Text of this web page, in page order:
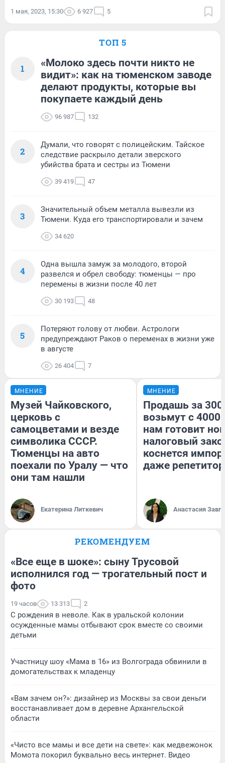
1 мая, 2023, 15:30 6 927 5
ТОП 5
1
«Молоко здесь почти никто не
видит»: как на тюменском заводе
делают продукты, которые вы
покупаете каждый день
96 987 132
2
Думали, что говорят с полицейским. Тайское
следствие раскрыло детали зверского
убийства брата и сестры из Тюмени
39 419 47
3
Значительный объем металла вывезли из
Тюмени. Куда его транспортировали и зачем
34 620
4
Одна вышла замуж за молодого, второй
развелся и обрел свободу: тюменцы — про
перемены в жизни после 40 лет
30 193 48
5
Потеряют голову от любви. Астрологи
предупреждают Раков о переменах в жизни уже
в августе
26 404 7
МНЕНИЕ
Музей Чайковского,
церковь с
самоцветами и везде
символика СССР.
Тюменцы на авто
поехали по Уралу — что
они там нашли
Екатерина Литкевич
МНЕНИЕ
Продашь за
возьмут с
нам готовит
налоговый
коснется
даже
Анастасия
РЕКОМЕНДУЕМ
«Все еще в шоке»: сыну Трусовой
исполнился год — трогательный пост и
фото
19 часов 13 313 2
С рождения в неволе. Как в уральской колонии
осужденные мамы отбывают срок вместе со своими
детьми
Участницу шоу «Мама в 16» из Волгограда обвинили в
домогательствах к младенцу
«Вам зачем он?»: дизайнер из Москвы за свои деньги
восстанавливает дом в деревне Архангельской
области
«Чисто все мамы и все дети на свете»: как медвежонок
Момота покорил буквально весь интернет. Видео